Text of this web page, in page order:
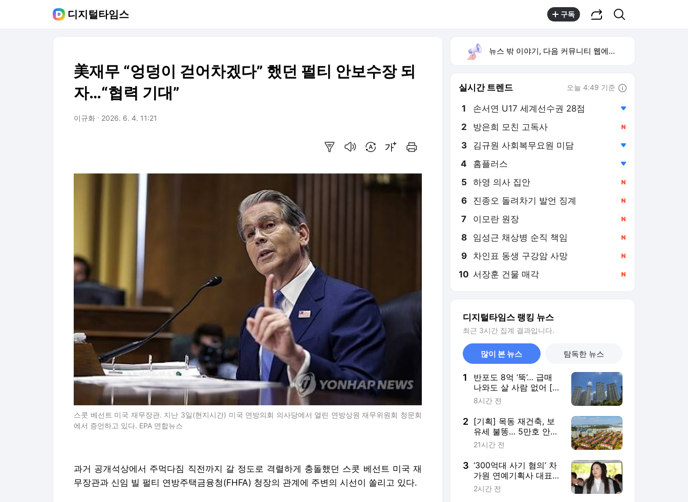
디지털타임스 구독
美재무 “엉덩이 걷어차겠다” 했던 펄티 안보수장 되
자…“협력 기대”
이규화 2026. 6. 4. 11:21
스콧 베선트 미국 재무장관. 지난 3일(현지시간) 미국 연방의회 의사당에서 열린 연방상원 재무위원회 청문회
에서 증언하고 있다. EPA 연합뉴스
과거 공개석상에서 주먹다짐 직전까지 갈 정도로 격렬하게 충돌했던 스콧 베선트 미국 재
무장관과 신임 빌 펄티 연방주택금융청(FHFA) 청장의 관계에 주변의 시선이 쏠리고 있다.
뉴스 밖 이야기, 다음 커뮤니티 웹에서 보기
실시간 트렌드 오늘 4:49 기준
1 손서연 U17 세계선수권 28점
2 방은희 모친 고독사
4 홈플러스
5 하영 의사 집안
6 진종오 돌려차기 발언 징계
7 이모란 원장
8 임성근 채상병 순직 책임
9 차인표 동생 구강암 사망
10 서장훈 건물 매각
디지털타임스 랭킹 뉴스
최근 3시간 집계 결과입니다.
많이 본 뉴스 탐독한 뉴스
1
반포도 8억 ‘뚝’… 급매
나와도 살 사람 없어 [안
다솜의 家봄]
8시간 전
2 [기획] 목동 재건축, 보
유세 불똥… 5만호 안갯
속
21시간 전
3 ‘300억대 사기 혐의’ 차
가원 연예기획사 대표
서울중앙지검 구속송치
2시간 전